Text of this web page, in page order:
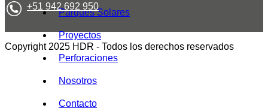
Parques Solares
Proyectos
Perforaciones
Nosotros
Contacto
+51 942 692 950
Copyright 2025 HDR - Todos los derechos reservados